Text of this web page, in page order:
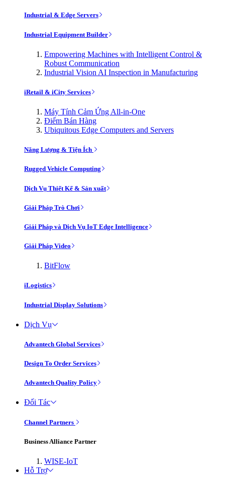
Industrial & Edge Servers
Industrial Equipment Builder
Empowering Machines with Intelligent Control &
Robust Communication
Industrial Vision AI Inspection in Manufacturing
iRetail & iCity Services
Máy Tính Cảm Ứng All-in-One
Điểm Bán Hàng
Ubiquitous Edge Computers and Servers
Năng Lượng & Tiện Ích
Rugged Vehicle Computing
Dịch Vụ Thiết Kế & Sản xuất
Giải Pháp Trò Chơi
Giải Pháp và Dịch Vụ IoT Edge Intelligence
Giải Pháp Video
BitFlow
iLogistics
Industrial Display Solutions
Dịch Vụ
Advantech Global Services
Design To Order Services
Advantech Quality Policy
Đối Tác
Channel Partners
Business Alliance Partner
WISE-IoT
Hỗ Trợ